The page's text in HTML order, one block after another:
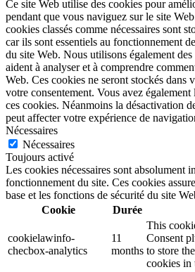
Ce site Web utilise des cookies pour
pendant que vous naviguez sur le site
cookies classés comme nécessaires sont
car ils sont essentiels au fonctionnement
du site Web. Nous utilisons également
aident à analyser et à comprendre
Web. Ces cookies ne seront stockés dans
votre consentement. Vous avez
ces cookies. Néanmoins la désactivation
peut affecter votre expérience de
Nécessaires
Nécessaires
Toujours activé
Les cookies nécessaires sont absolument
fonctionnement du site. Ces cookies
base et les fonctions de sécurité du site
Cookie
Durée
cookielawinfo-
checbox-analytics
11
months
This
Consent
to store
cookies in